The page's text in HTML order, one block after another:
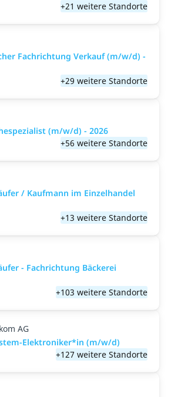
+21 weitere Standorte
Fachrichtung Verkauf (m/w/d) -
+29 weitere Standorte
(m/w/d) - 2026
+56 weitere Standorte
/ Kaufmann im Einzelhandel
+13 weitere Standorte
- Fachrichtung Bäckerei
+103 weitere Standorte
AG
Elektroniker*in (m/w/d)
+127 weitere Standorte